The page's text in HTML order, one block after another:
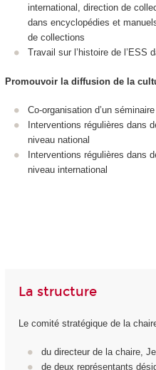
international, direction de
dans encyclopédies et
de collections
Travail sur l’histoire de l’ESS
Promouvoir la diffusion de la
Co-organisation d’un
Interventions régulières dans
niveau national
Interventions régulières dans
niveau international
La structure
Le comité stratégique de la
du directeur de la chaire,
de deux représentants